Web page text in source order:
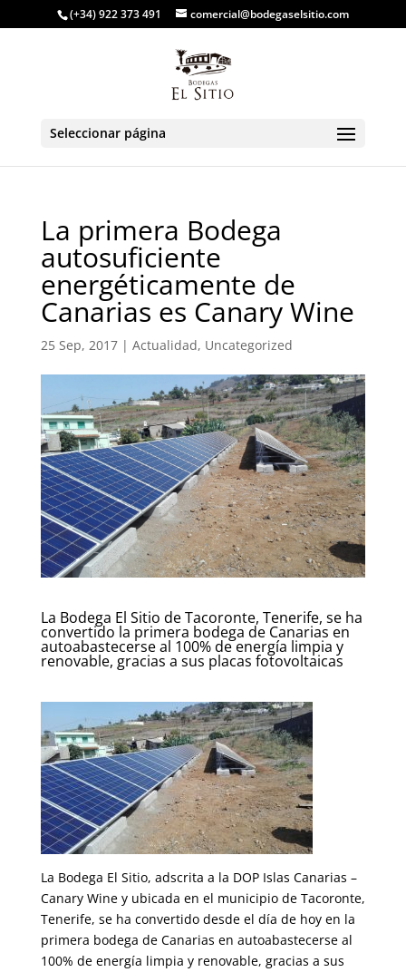
(+34) 922 373 491 comercial@bodegaselsitio.com
Seleccionar página
La primera Bodega
autosuficiente
energéticamente de
Canarias es Canary Wine
25 Sep, 2017| Actualidad, Uncategorized
La Bodega El Sitio de Tacoronte, Tenerife, se ha
convertido la primera bodega de Canarias en
autoabastecerse al 100% de energía limpia y
renovable, gracias a sus placas fotovoltaicas
La Bodega El Sitio, adscrita a la DOP Islas Canarias –
Canary Wine y ubicada en el municipio de Tacoronte,
Tenerife, se ha convertido desde el día de hoy en la
primera bodega de Canarias en autoabastecerse al
100% de energía limpia y renovable, gracias a sus